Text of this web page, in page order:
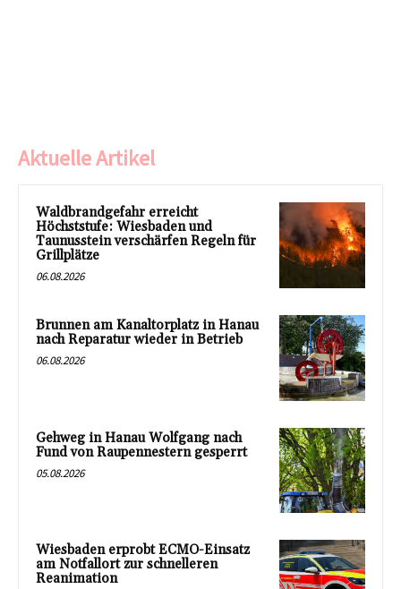
Aktuelle Artikel
Waldbrandgefahr erreicht
Höchststufe: Wiesbaden und
Taunusstein verschärfen Regeln für
Grillplätze
06.08.2026
Brunnen am Kanaltorplatz in Hanau
nach Reparatur wieder in Betrieb
06.08.2026
Gehweg in Hanau Wolfgang nach
Fund von Raupennestern gesperrt
05.08.2026
Wiesbaden erprobt ECMO-Einsatz
am Notfallort zur schnelleren
Reanimation